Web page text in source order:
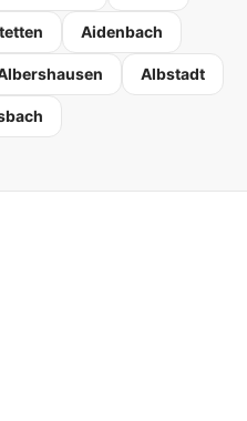
Aidenbach
Albstadt